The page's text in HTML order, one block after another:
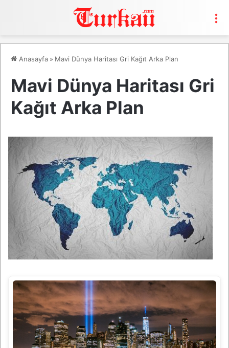
Anasayfa » Mavi Dünya Haritası Gri Kağıt Arka Plan
Mavi Dünya Haritası Gri
Kağıt Arka Plan